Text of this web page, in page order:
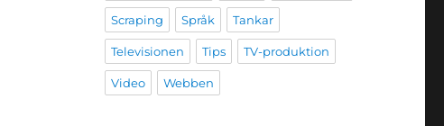
Scraping Språk Tankar
Televisionen Tips TV-produktion
Video Webben